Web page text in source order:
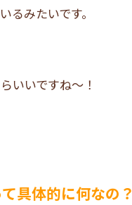
るみたいです。
いいですね～！
て具体的に何なの？